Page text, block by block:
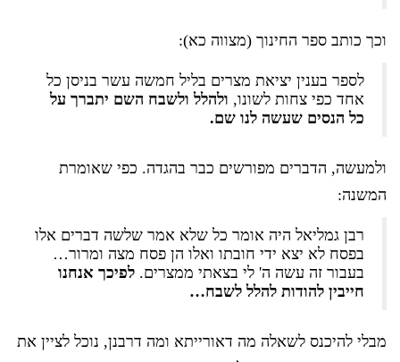
וכך כותב ספר החינוך (מצווה כא):
לספר בענין יציאת מצרים בליל חמשה עשר בניסן כל
אחד כפי צחות לשונו, ולהלל ולשבח השם יתברך על
כל הנסים שעשה לנו שם.
ולמעשה, הדברים מפורשים כבר בהגדה. כפי שאומרת
המשנה:
רבן גמליאל היה אומר כל שלא אמר שלשה דברים אלו
בפסח לא יצא ידי חובתו ואלו הן פסח מצה ומרור…
בעבור זה עשה ה' לי בצאתי ממצרים. לפיכך אנחנו
חייבין להודות להלל לשבח…
מבלי להיכנס לשאלה מה דאורייתא ומה דרבנן, נוכל לציין את